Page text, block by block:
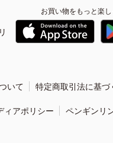
お買い物をもっと楽し
いて 特定商取引法に基づ
ィアポリシー ペンギンリ